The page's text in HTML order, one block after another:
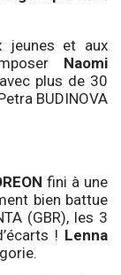
jeunes et aux
Naomi
avec plus de 30
BUDINOVA
fini à une
bien battue
(GBR), les 3
! Lenna